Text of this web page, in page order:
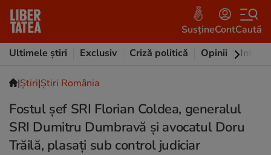
SusțineContCaută
Ultimele știri
Exclusiv Criză politică Opinii
|Ştiri|Știri România
Fostul șef SRI Florian Coldea, generalul
SRI Dumitru Dumbravă şi avocatul Doru
Trăilă, plasaţi sub control judiciar